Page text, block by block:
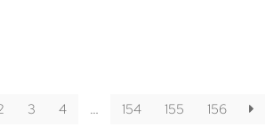
3 4 … 154 155 156